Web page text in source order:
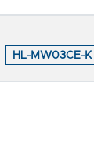
HL-MW03CE-K